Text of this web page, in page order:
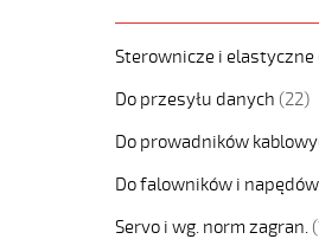
Sterownicze i elastyczne
Do przesyłu danych (22)
Do prowadników
Do falowników i napędów
Servo i wg. norm zagran.